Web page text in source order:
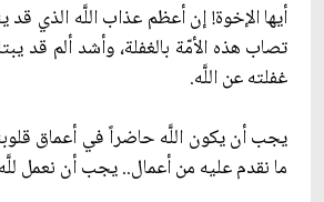
أيها الإخوة! إن أعظم عذاب اللَّه الذي
تصاب هذه الأمّة بالغفلة، وأشد ألم قد
غفلته عن اللَّه.
يجب أن يكون اللَّه حاضراً في أعماق
ما نقدم عليه من أعمال.. يجب أن نعمل